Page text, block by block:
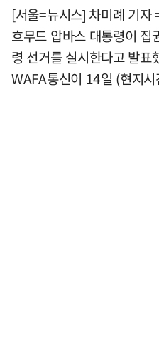
[서울=뉴시스] 차미례 기자
흐무드 압바스 대통령이
령 선거를 실시한다고 발표
WAFA통신이 14일 (현지